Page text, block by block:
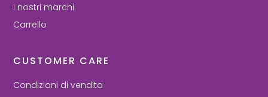
I nostri marchi
Carrello
CUSTOMER CARE
Condizioni di vendita